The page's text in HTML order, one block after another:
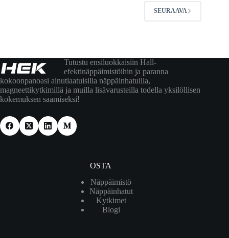
SEURAAVA
Tutustu ensiluokkaisiin Hall-
efektinäppäimistöihin ja paranna
kokoonpanoasi ainutlaatuisilla näppäinhatuilla,
magneettikytkimillä ja muilla lisävarusteilla todella yksilöllisen
kokemuksen saamiseksi!
OSTA
Näppäimistö
Näppäinhatut
Kytkimet
Blogi